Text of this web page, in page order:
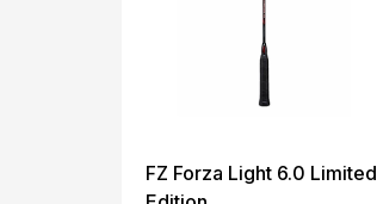
FZ Forza Light 6.0 Limited